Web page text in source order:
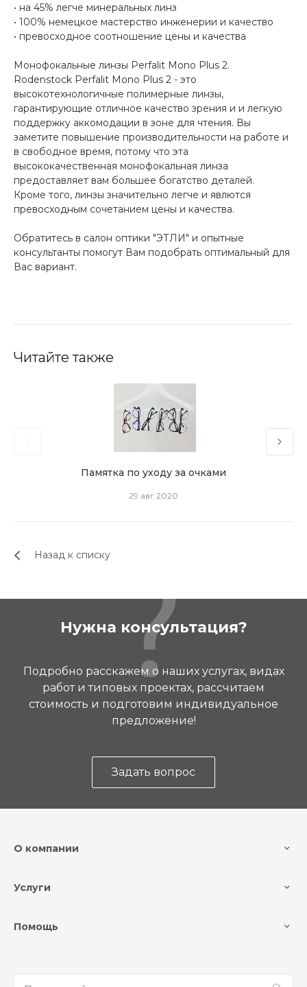
• на 45% легче минеральных линз
• 100% немецкое мастерство инженерии и качество
• превосходное соотношение цены и качества
Монофокальные линзы Perfalit Mono Plus 2.
Rodenstock Perfalit Mono Plus 2 - это
высокотехнологичные полимерные линзы,
гарантирующие отличное качество зрения и и легкую
поддержку аккомодации в зоне для чтения. Вы
заметите повышение производительности на работе и
в свободное время, потому что эта
высококачественная монофокальная линза
предоставляет вам большее богатство деталей.
Кроме того, линзы значительно легче и явлются
превосходным сочетанием цены и качества.
Обратитесь в салон оптики "ЭТЛИ" и опытные
консультанты помогут Вам подобрать оптимальный для
Вас вариант.
Читайте также
Памятка по уходу за очками
29 авг 2020
Назад к списку
Нужна консультация?
Подробно расскажем о наших услугах, видах
работ и типовых проектах, рассчитаем
стоимость и подготовим индивидуальное
предложение!
Задать вопрос
О компании
Услуги
Помощь